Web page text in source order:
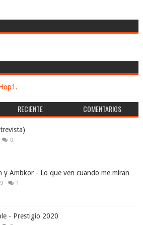
RECIENTE COMENTARIOS
0
y Ambkor - Lo que ven cuando me miran
1
- Prestigio 2020